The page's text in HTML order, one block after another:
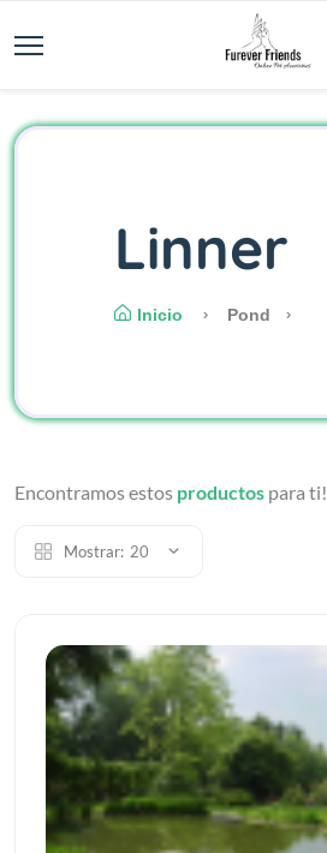
Linner
Inicio Pond
Encontramos estos productos para ti!
Mostrar: 20